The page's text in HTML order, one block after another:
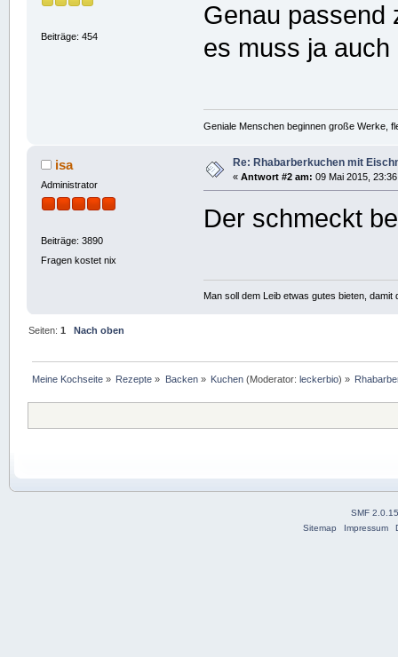
Beiträge: 454
Genau passend
es muss ja
Geniale Menschen beginnen große Werke,
isa
Administrator
Beiträge: 3890
Fragen kostet nix
Re: Rhabarberkuchen mit
« Antwort #2 am: 09 Mai 2015,
Der schmeckt
Man soll dem Leib etwas gutes bieten,
Seiten:1 Nach oben
Meine Kochseite » Rezepte » Backen» Kuchen (Moderator:leckerbio) »
SMF
Sitemap
Impressum